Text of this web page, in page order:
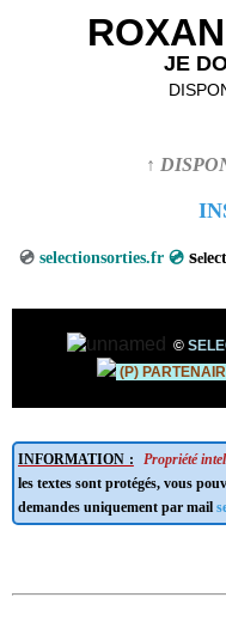
JE
↑
💿selectionsorties.fr 💿sel
©
(P)
INFORMATION : Propriété
les textes sont protégés, vous
demandes uniquement par mail